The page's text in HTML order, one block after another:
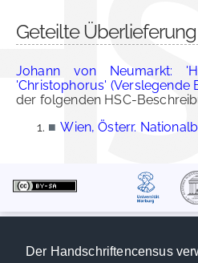
Der Handschriftencensus
Geteilte Überlieferung
Johann von Neumarkt:
'Christophorus' (Verslegende
der folgenden HSC-
■ Wien, Österr.